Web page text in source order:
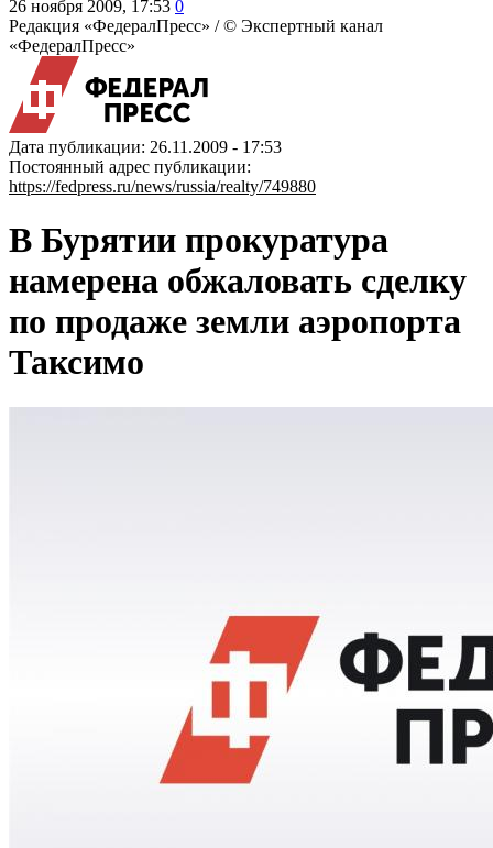
26 ноября 2009, 17:53 0
Редакция «ФедералПресс» /© Экспертный канал
«ФедералПресс»
Дата публикации: 26.11.2009 - 17:53
Постоянный адрес публикации:
https://fedpress.ru/news/russia/realty/749880
В Бурятии прокуратура
намерена обжаловать сделку
по продаже земли аэропорта
Таксимо